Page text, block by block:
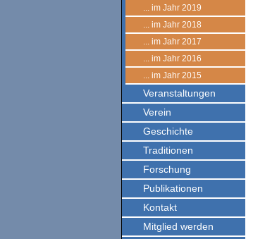
... im Jahr 2019
... im Jahr 2018
... im Jahr 2017
... im Jahr 2016
... im Jahr 2015
Veranstaltungen
Verein
Geschichte
Traditionen
Forschung
Publikationen
Kontakt
Mitglied werden